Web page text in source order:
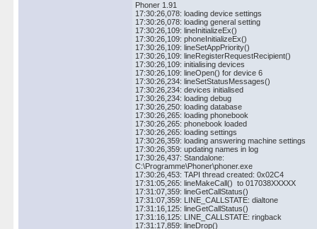
Phoner 1.91
17:30:26,078: loading device settings
17:30:26,078: loading general setting
17:30:26,109: lineInitializeEx()
17:30:26,109: phoneInitializeEx()
17:30:26,109: lineSetAppPriority()
17:30:26,109: lineRegisterRequestRecipient()
17:30:26,109: initialising devices
17:30:26,109: lineOpen() for device 6
17:30:26,234: lineSetStatusMessages()
17:30:26,234: devices initialised
17:30:26,234: loading debug
17:30:26,250: loading database
17:30:26,265: loading phonebook
17:30:26,265: phonebook loaded
17:30:26,265: loading settings
17:30:26,359: loading answering machine settings
17:30:26,359: updating names in log
17:30:26,437: Standalone:
C:\Programme\Phoner\phoner.exe
17:30:26,453: TAPI thread created: 0x02C4
17:31:05,265: lineMakeCall() to 017038XXXXX
17:31:07,359: lineGetCallStatus()
17:31:07,359: LINE_CALLSTATE: dialtone
17:31:16,125: lineGetCallStatus()
17:31:16,125: LINE_CALLSTATE: ringback
17:31:17,859: lineDrop()